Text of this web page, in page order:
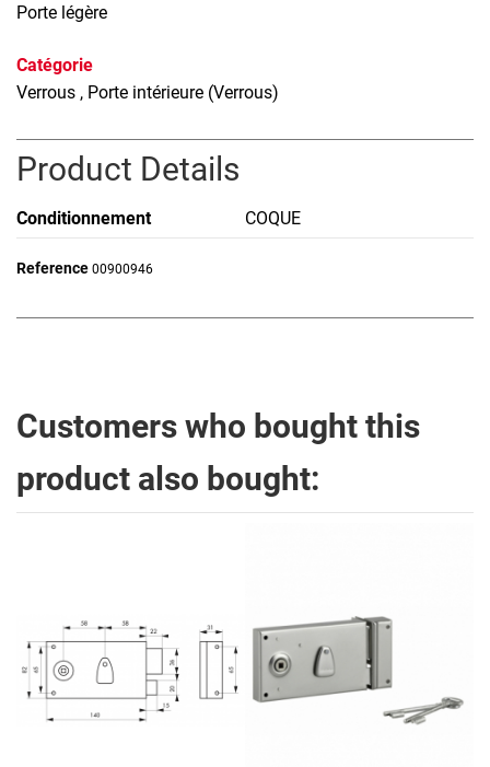
Porte légère
Catégorie
Verrous , Porte intérieure (Verrous)
Product Details
Conditionnement COQUE
Reference 00900946
Customers who bought this
product also bought: